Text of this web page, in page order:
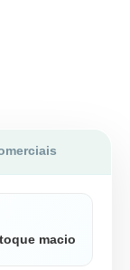
macio